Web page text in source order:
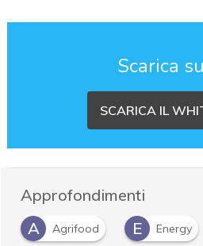
Scarica
SCARICA IL
Approfondimenti
A
Agrifood E Energy